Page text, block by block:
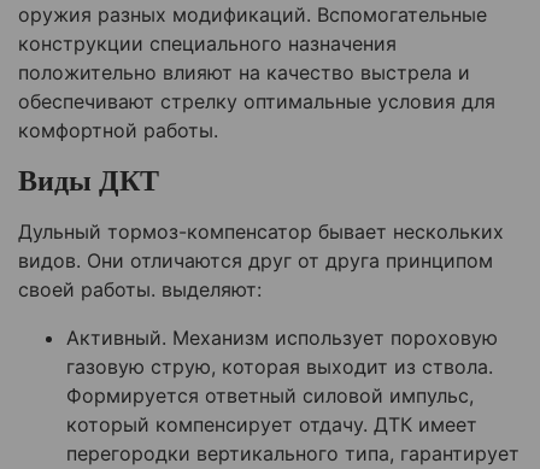
оружия разных модификаций. Вспомогательные
конструкции специального назначения
положительно влияют на качество выстрела и
обеспечивают стрелку оптимальные условия для
комфортной работы.
Виды ДКТ
Дульный тормоз-компенсатор бывает нескольких
видов. Они отличаются друг от друга принципом
своей работы. выделяют:
Активный. Механизм использует пороховую
газовую струю, которая выходит из ствола.
Формируется ответный силовой импульс,
который компенсирует отдачу. ДТК имеет
перегородки вертикального типа, гарантирует